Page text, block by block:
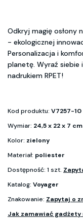
Odkryj magię osłony
- ekologicznej
Personalizacja i
planetę. Wyraź siebie
nadrukiem RPET!
Kod produktu: V7257-10
Wymiar: 24,5 x 22 x 7 cm
Kolor: zielony
Materiał: poliester
Dostępność: 1 szt.
Katalog: Voyager
Znakowanie: Zapytaj o
Jak zamawiać